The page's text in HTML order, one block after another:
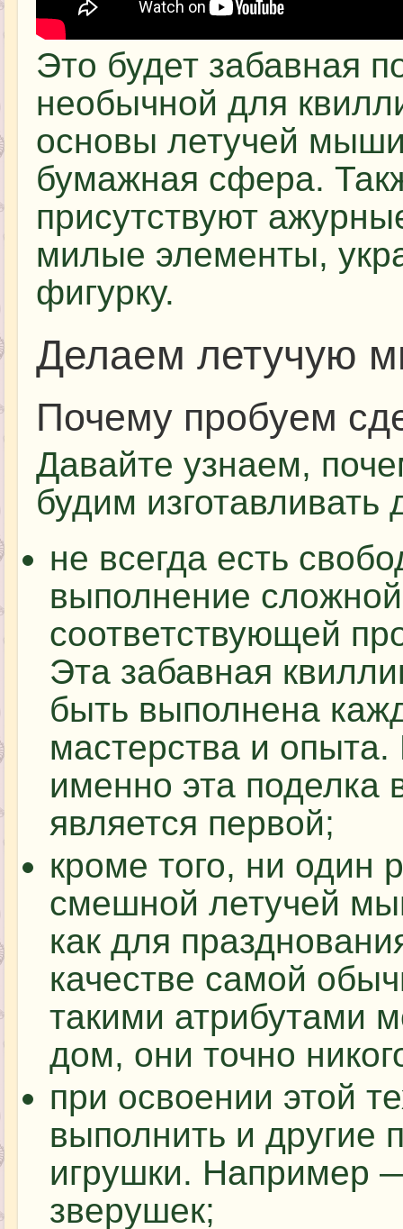
Это будет забавная
необычной для
основы летучей
бумажная сфера.
присутствуют
милые элементы,
фигурку.
Делаем летучую
Почему пробуем
Давайте узнаем,
будим изготавливать
не всегда есть
выполнение
соответствующей
Эта забавная
быть выполнена
мастерства и
именно эта поделка
является первой;
кроме того, ни один
смешной летучей
как для
качестве самой
такими атрибутами
дом, они точно
при освоении этой
выполнить и другие
игрушки. Например
зверушек;